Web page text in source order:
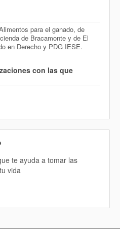
para el ganado, de
de Bracamonte y de El
en Derecho y PDG IESE.
con las que
te ayuda a tomar las
vida